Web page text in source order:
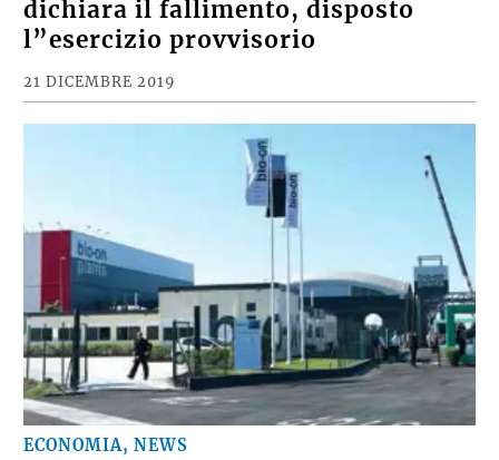
dichiara il fallimento, disposto
l”esercizio provvisorio
21 DICEMBRE 2019
ECONOMIA, NEWS